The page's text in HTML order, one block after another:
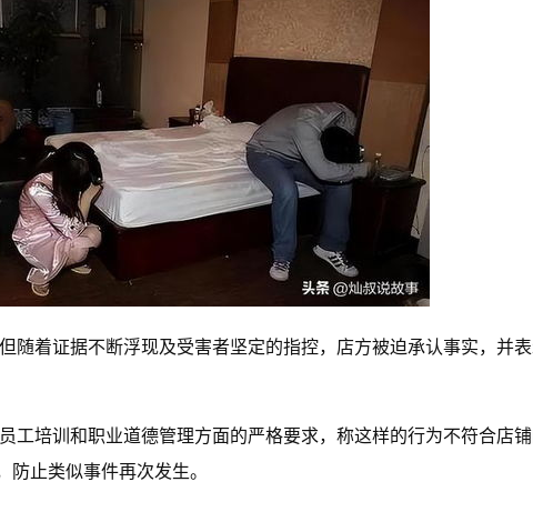
随着证据不断浮现及受害者坚定的指控，店方被迫承认事实，并
工培训和职业道德管理方面的严格要求，称这样的行为不符合店
止类似事件再次发生。